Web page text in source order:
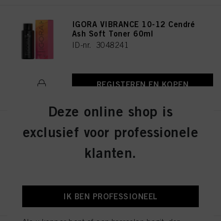
IGORA VIBRANCE 10-12 Cendré
Ash Soft Toner 60ml
ID-nr. 3048241
REGISTEREN EN KOPEN
IGORA VIBRANCE 4-13 Medium
Brown Cendré Matte 60ml
ID-nr. 3048290
Deze online shop is
exclusief voor professionele
klanten.
IK BEN PROFESSIONEEL